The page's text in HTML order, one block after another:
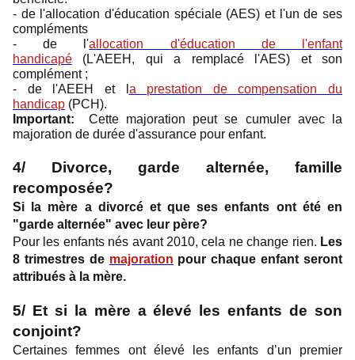
- de l'allocation d'éducation spéciale (AES) et l'un de ses
compléments
- de l'allocation d'éducation de l'enfant
handicapé (L'AEEH, qui a remplacé l'AES) et son
complément ;
- de l'AEEH et l a prestation de compensation du
handicap (PCH).
Important:
Cette majoration peut se cumuler avec la
majoration de durée d'assurance pour enfant.
4/ Divorce, garde alternée, famille
recomposée?
Si la mère a divorcé et que ses enfants ont été en
"garde alternée" avec leur père?
Pour les enfants nés avant 2010, cela ne change rien. Les
8 trimestres de majoration pour chaque enfant seront
attribués à la mère.
5/ Et si la mère a élevé les enfants de son
conjoint?
Certaines femmes ont élevé les enfants d’un premier